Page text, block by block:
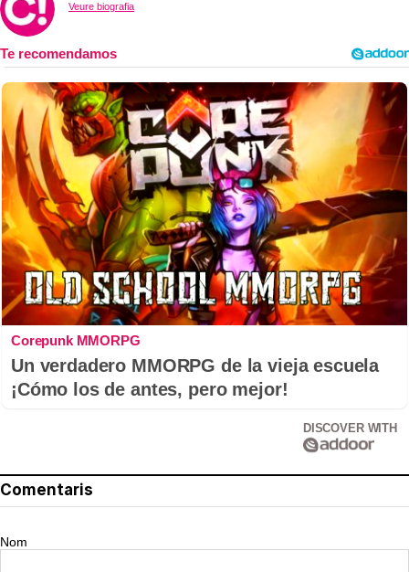
Veure biografia
Corepunk MMORPG
Un verdadero MMORPG de la vieja escuela
¡Cómo los de antes, pero mejor!
DISCOVER WITH
Comentaris
Nom